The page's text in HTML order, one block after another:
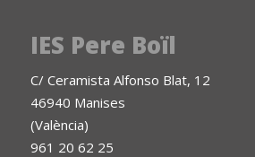
IES Pere Boïl
C/ Ceramista Alfonso Blat, 12
46940 Manises
(València)
961 20 62 25